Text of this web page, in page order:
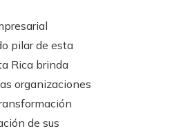
pilar de esta
Rica brinda
organizaciones
de sus